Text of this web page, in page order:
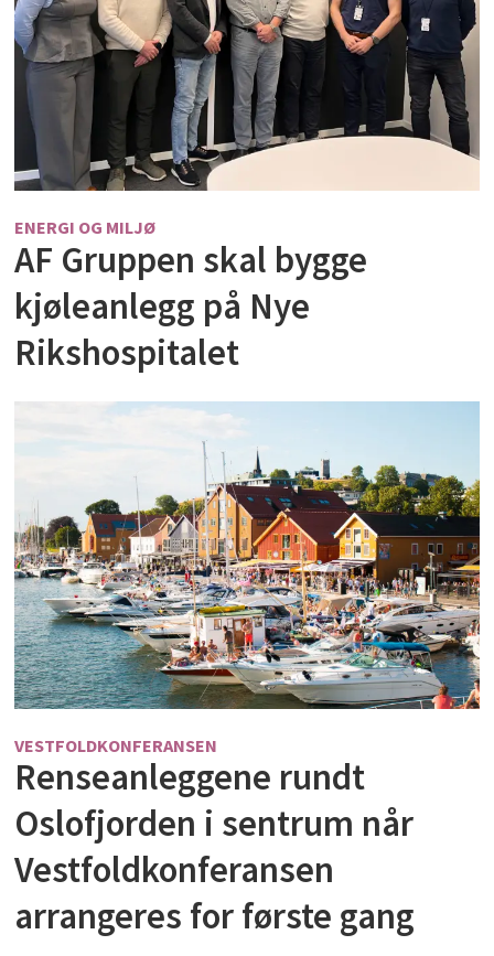
ENERGI OG MILJØ
AF Gruppen skal bygge
kjøleanlegg på Nye
Rikshospitalet
VESTFOLDKONFERANSEN
Renseanleggene rundt
Oslofjorden i sentrum når
Vestfoldkonferansen
arrangeres for første gang